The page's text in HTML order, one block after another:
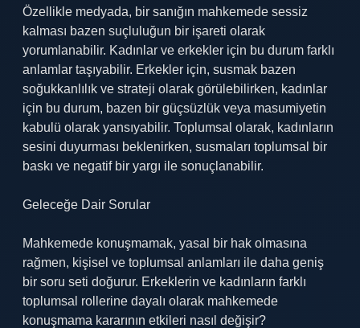
Özellikle medyada, bir sanığın mahkemede sessiz
kalması bazen suçluluğun bir işareti olarak
yorumlanabilir. Kadınlar ve erkekler için bu durum farklı
anlamlar taşıyabilir. Erkekler için, susmak bazen
soğukkanlılık ve strateji olarak görülebilirken, kadınlar
için bu durum, bazen bir güçsüzlük veya masumiyetin
kabulü olarak yansıyabilir. Toplumsal olarak, kadınların
sesini duyurması beklenirken, susmaları toplumsal bir
baskı ve negatif bir yargı ile sonuçlanabilir.
Geleceğe Dair Sorular
Mahkemede konuşmamak, yasal bir hak olmasına
rağmen, kişisel ve toplumsal anlamları ile daha geniş
bir soru seti doğurur. Erkeklerin ve kadınların farklı
toplumsal rollerine dayalı olarak mahkemede
konuşmama kararının etkileri nasıl değişir?